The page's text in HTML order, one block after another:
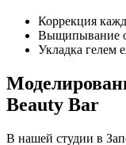
Коррекция
Выщипывание
Укладка гелем
Beauty Bar
В нашей студии в